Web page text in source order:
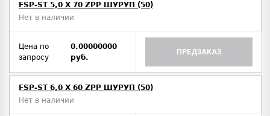
FSP-ST 5,0 X 70 ZPP ШУРУП (50)
Нет в наличии
Цена по
запросу
0.00000000
руб.
ПРЕДЗАКАЗ
FSP-ST 6,0 X 60 ZPP ШУРУП (50)
Нет в наличии